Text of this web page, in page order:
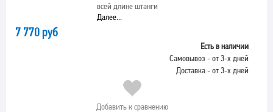
всей длине штанги
Далее...
7 770 руб
Есть в наличии
Самовывоз - от 3-х дней
Доставка - от 3-х дней
Добавить к сравнению